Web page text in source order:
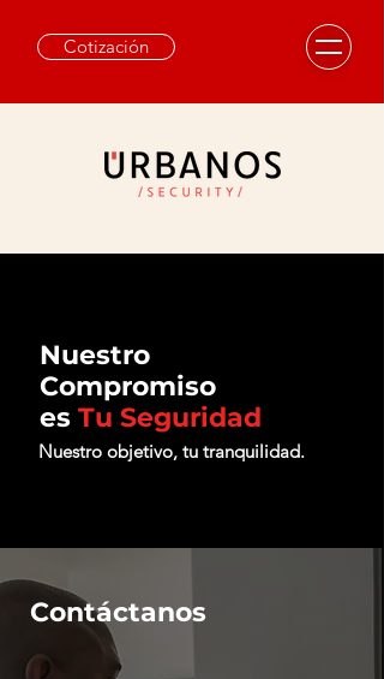
Cotización
Nuestro
Compromiso
es Tu Seguridad
Nuestro objetivo, tu tranquilidad.
Contáctanos